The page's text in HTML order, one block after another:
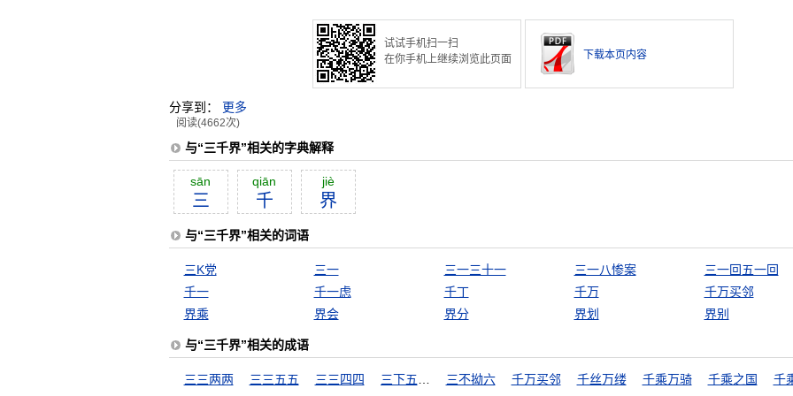
试试手机扫一扫
在你手机上继续浏览此页面
下载本页内容
分享到： 更多
阅读(4662次)
与“三千界”相关的字典解释
sān
三
qiān
千
jiè
界
与“三千界”相关的词语
三K党 三一 三一三十一 三一八惨案
三一回五一回
千一
千一虑 千丁 千万
千万买邻
界乘
界会 界分 界划 界别
与“三千界”相关的成语
三三两两 三三五五 三三四四 三不拗六 千万买邻 千丝万缕 千乘万骑 千乘之国 千